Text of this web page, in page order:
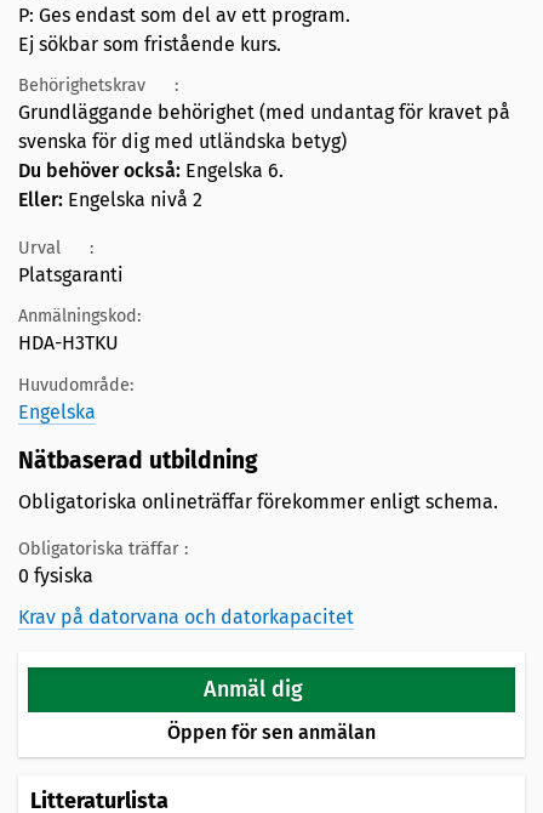
P: Ges endast som del av ett program.
Ej sökbar som fristående kurs.
Behörighetskrav :
Grundläggande behörighet (med undantag för kravet på
svenska för dig med utländska betyg)
Du behöver också: Engelska 6.
Eller: Engelska nivå 2
Urval :
Platsgaranti
Anmälningskod:
HDA-H3TKU
Huvudområde:
Engelska
Nätbaserad utbildning
Obligatoriska onlineträffar förekommer enligt schema.
Obligatoriska träffar :
0 fysiska
Krav på datorvana och datorkapacitet
Anmäl dig
Öppen för sen anmälan
Litteraturlista